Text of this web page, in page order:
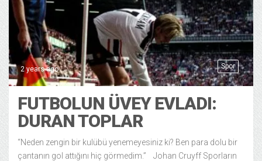
Spor
2 years ago
FUTBOLUN ÜVEY EVLADI:
DURAN TOPLAR
“Neden zengin bir kulübü yenemeyesiniz ki? Ben para dolu bir
çantanın gol attığını hiç görmedim.” Johan Cruyff Sporların